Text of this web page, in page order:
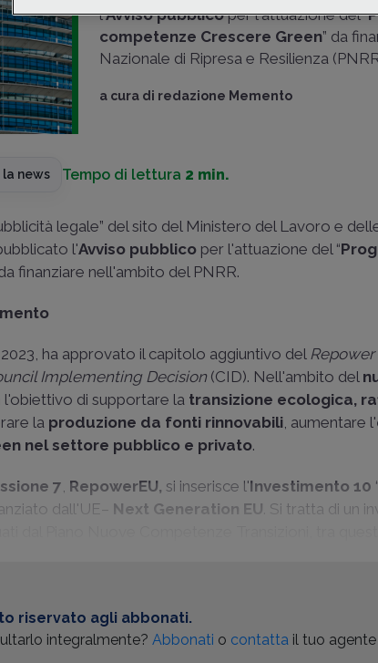
l'Avviso pubblicoper l'attuazione del “
competenze Crescere Green” da
Nazionale di Ripresa e Resilienza
a cura di redazione Memento
news Tempo di lettura 2 min.
legale” del sito del Ministero del Lavoro e
l'Avviso pubblico per l'attuazione del “
finanziare nell'ambito del PNRR.
ha approvato il capitolo aggiuntivo del Repower
Implementing Decision (CID). Nell'ambito del
l'obiettivo di supportare la transizione ecologica,
la produzione da fonti rinnovabili, aumentare l'
nel settore pubblico e privato.
7, RepowerEU, si inserisce l'Investimento 10
dall'UE– Next Generation EU . Si tratta di un
riservato agli abbonati.
integralmente?Abbonati o contatta il tuo agente